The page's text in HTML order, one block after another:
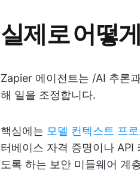
실제로 어떻
Zapier 에이전트는 /AI 추론
해 일을 조정합니다.
핵심에는 모델 컨텍스트 프
터베이스 자격 증명이나
도록 하는 보안 미들웨어 계